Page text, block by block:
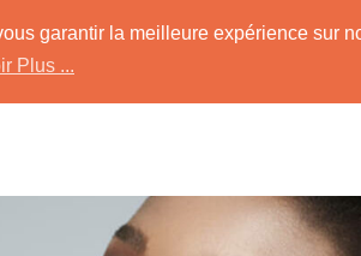
garantir la meilleure expérience sur
Plus ...
Africaine
pour la Rencontre d'une Belle Africaine !